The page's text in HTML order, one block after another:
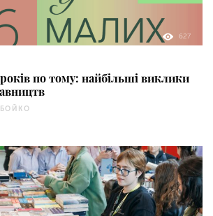
627
по тому: найбільші виклики